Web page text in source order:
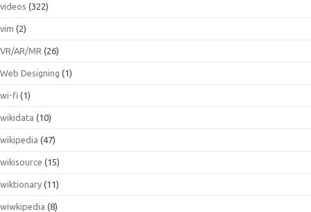
videos (322)
vim (2)
VR/AR/MR (26)
Web Designing (1)
wi-fi (1)
wikidata (10)
wikipedia (47)
wikisource (15)
wiktionary (11)
wiwkipedia (8)